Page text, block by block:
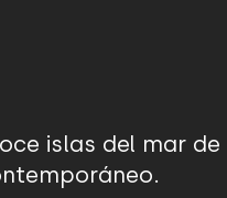
islas del mar de